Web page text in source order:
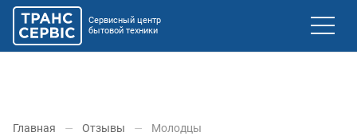
Сервисный центр
бытовой техники
Главная Отзывы Молодцы